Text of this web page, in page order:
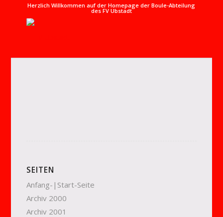
Herzlich Willkommen auf der Homepage der Boule-Abteilung
des FV Ubstadt
SEITEN
Anfang-|Start-Seite
Archiv 2000
Archiv 2001